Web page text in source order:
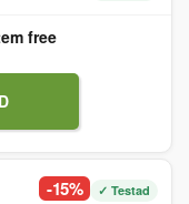
free
-15% ✓ Testad